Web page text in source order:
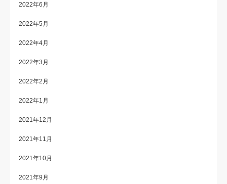
2022年6月
2022年5月
2022年4月
2022年3月
2022年2月
2022年1月
2021年12月
2021年11月
2021年10月
2021年9月